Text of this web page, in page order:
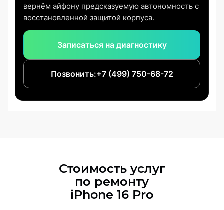
вернём айфону предсказуемую автономность с
восстановленной защитой корпуса.
Записаться на диагностику
Позвонить:+7 (499) 750-68-72
Стоимость услуг
по ремонту
iPhone 16 Pro